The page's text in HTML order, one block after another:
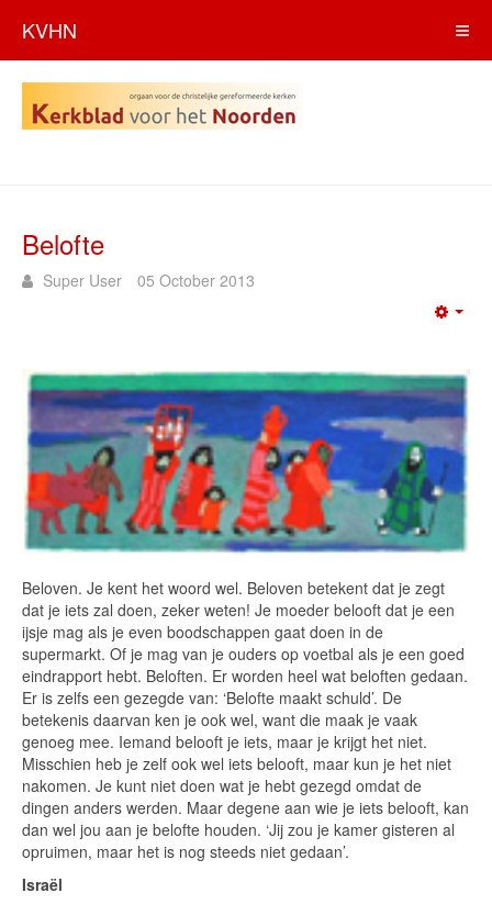
KVHN
Belofte
Super User 05 October 2013
Beloven. Je kent het woord wel. Beloven betekent dat je zegt
dat je iets zal doen, zeker weten! Je moeder belooft dat je een
ijsje mag als je even boodschappen gaat doen in de
supermarkt. Of je mag van je ouders op voetbal als je een goed
eindrapport hebt. Beloften. Er worden heel wat beloften gedaan.
Er is zelfs een gezegde van: ‘Belofte maakt schuld’. De
betekenis daarvan ken je ook wel, want die maak je vaak
genoeg mee. Iemand belooft je iets, maar je krijgt het niet.
Misschien heb je zelf ook wel iets belooft, maar kun je het niet
nakomen. Je kunt niet doen wat je hebt gezegd omdat de
dingen anders werden. Maar degene aan wie je iets belooft, kan
dan wel jou aan je belofte houden. ‘Jij zou je kamer gisteren al
opruimen, maar het is nog steeds niet gedaan’.
Israël